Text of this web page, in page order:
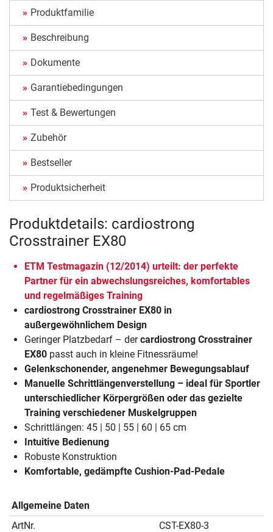
Produktfamilie
Beschreibung
Dokumente
Garantiebedingungen
Test & Bewertungen
Zubehör
Bestseller
Produktsicherheit
Produktdetails: cardiostrong
Crosstrainer EX80
ETM Testmagazin (12/2014) urteilt: der perfekte
Partner für ein abwechslungsreiches, komfortables
und regelmäßiges Training
cardiostrong Crosstrainer EX80 in
außergewöhnlichem Design
Geringer Platzbedarf – dercardiostrong Crosstrainer
EX80 passt auch in kleine Fitnessräume!
Gelenkschonender, angenehmer Bewegungsablauf
Manuelle Schrittlängenverstellung – ideal für Sportler
unterschiedlicher Körpergrößen oder das gezielte
Training verschiedener Muskelgruppen
Schrittlängen: 45 | 50 | 55 | 60 | 65 cm
Intuitive Bedienung
Robuste Konstruktion
Komfortable, gedämpfte Cushion-Pad-Pedale
Allgemeine Daten
ArtNr.
CST-EX80-3